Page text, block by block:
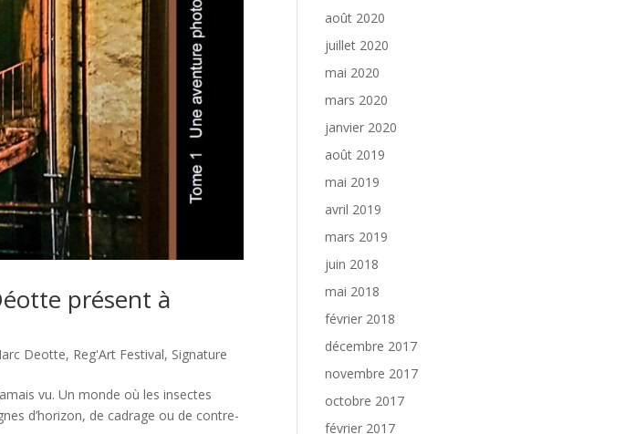
présent à
Deotte, Reg'Art Festival, Signature
vu. Un monde où les insectes
d’horizon, de cadrage ou de contre-
août 2020
juillet 2020
mai 2020
mars 2020
janvier 2020
août 2019
mai 2019
avril 2019
mars 2019
juin 2018
mai 2018
février 2018
décembre 2017
novembre 2017
octobre 2017
février 2017